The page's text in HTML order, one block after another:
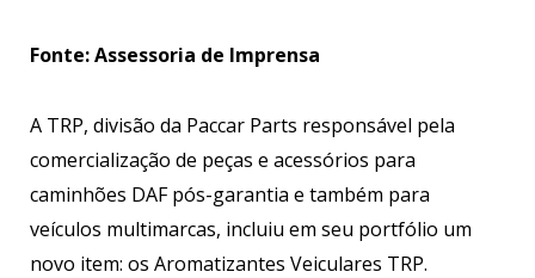
Fonte: Assessoria de Imprensa
A TRP, divisão da Paccar Parts responsável pela
comercialização de peças e acessórios para
caminhões DAF pós-garantia e também para
veículos multimarcas, incluiu em seu portfólio um
novo item: os Aromatizantes Veiculares TRP.